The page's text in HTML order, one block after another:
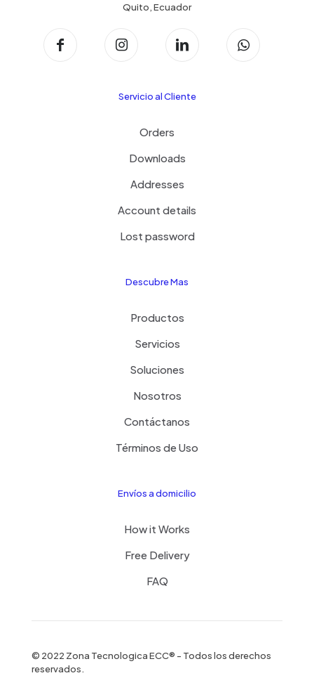
Quito, Ecuador
Servicio al Cliente
Orders
Downloads
Addresses
Account details
Lost password
Descubre Mas
Productos
Servicios
Soluciones
Nosotros
Contáctanos
Términos de Uso
Envíos a domicilio
How it Works
Free Delivery
FAQ
© 2022 Zona Tecnologica ECC® - Todos los derechos
reservados.